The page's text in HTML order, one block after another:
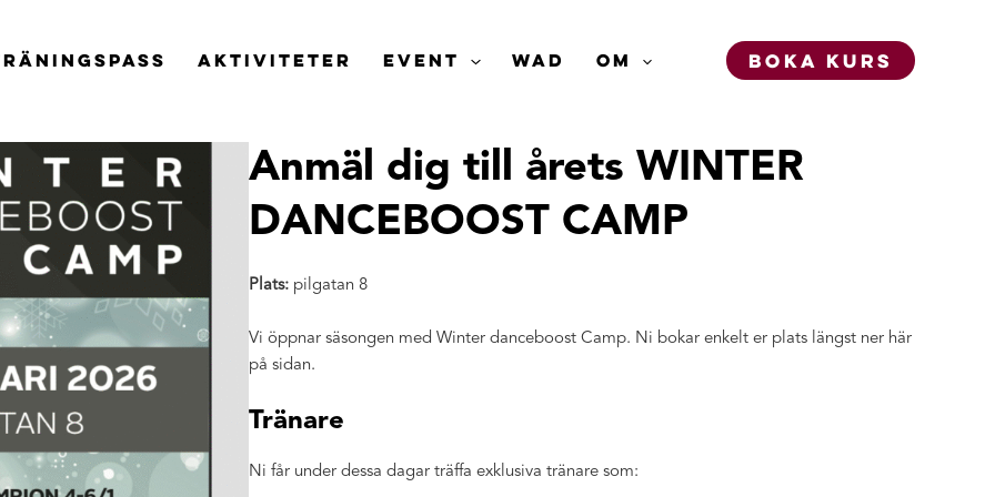
AKTIVITETER EVENT WAD OM BOKA KURS
Anmäl dig till årets WINTER
DANCEBOOST CAMP
Plats: pilgatan 8
Vi öppnar säsongen med Winter danceboost Camp. Ni bokar enkelt er plats längst ner här
på sidan.
Tränare
Ni får under dessa dagar träffa exklusiva tränare som: